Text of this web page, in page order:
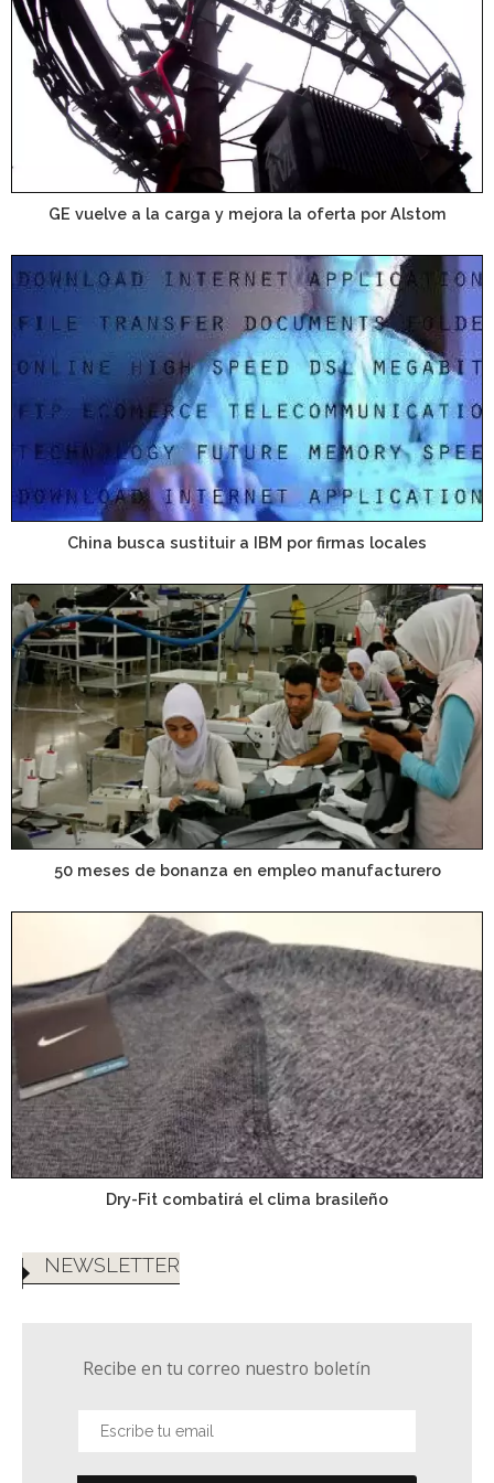
GE vuelve a la carga y mejora la oferta por Alstom
China busca sustituir a IBM por firmas locales
50 meses de bonanza en empleo manufacturero
Dry-Fit combatirá el clima brasileño
NEWSLETTER
Recibe en tu correo nuestro boletín